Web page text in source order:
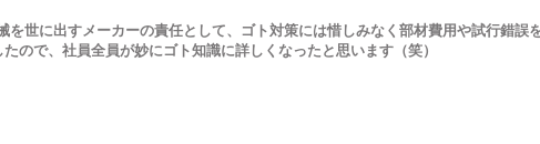
世に出すメーカーの責任として、ゴト対策には惜しみなく部材費用や試行錯誤
ので、社員全員が妙にゴト知識に詳しくなったと思います（笑）